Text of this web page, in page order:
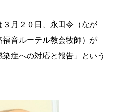
３月２０日、永田令（なが
音ルーテル教会牧師）が
染症への対応と報告」という